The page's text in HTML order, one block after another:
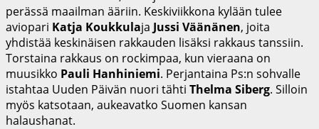
perässä maailman ääriin. Keskiviikkona kylään tulee
aviopari Katja Koukkulaja Jussi Väänänen, joita
yhdistää keskinäisen rakkauden lisäksi rakkaus tanssiin.
Torstaina rakkaus on rockimpaa, kun vieraana on
muusikko Pauli Hanhiniemi. Perjantaina Ps:n sohvalle
istahtaa Uuden Päivän nuori tähti Thelma Siberg. Silloin
myös katsotaan, aukeavatko Suomen kansan
halaushanat.